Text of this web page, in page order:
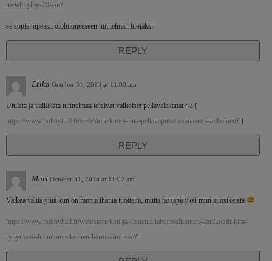
metallilyhty-70-cm?
se sopisi upeasti olohuoneeseen tunnelman luojaksi
REPLY
Erika October 31, 2013 at 11:00 am
Utuista ja valkoista tunnelmaa toisivat valkoiset pellavalakanat <3 (
https://www.hobbyhall.fi/web/store/koodi-lina-pellavapussilakanasetti-valkoinen? )
REPLY
Mari October 31, 2013 at 11:02 am
Vaikea valita yhtä kun on monia ihania tuotteita, mutta tässäpä yksi mun suosikeista
https://www.hobbyhall.fi/web/store/koti-ja-sisustus/talvenvalkoinen-koti/koodi-kira-
ryijymatto-luonnonvalkoinen-harmaa-musta?#